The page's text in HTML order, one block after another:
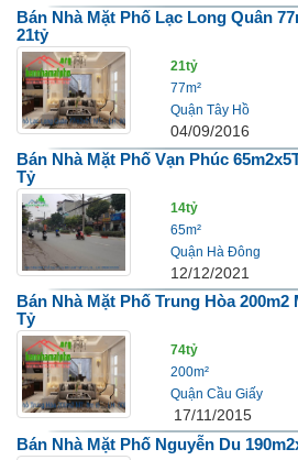
Bán Nhà Mặt Phố Lạc Long Quân
21tỷ
21tỷ
77m²
Quận Tây Hồ
04/09/2016
Bán Nhà Mặt Phố Vạn Phúc
Tỷ
14tỷ
65m²
Quận Hà Đông
12/12/2021
Bán Nhà Mặt Phố Trung Hòa 200m2
Tỷ
74tỷ
200m²
Quận Cầu Giấy
17/11/2015
Bán Nhà Mặt Phố Nguyễn Du